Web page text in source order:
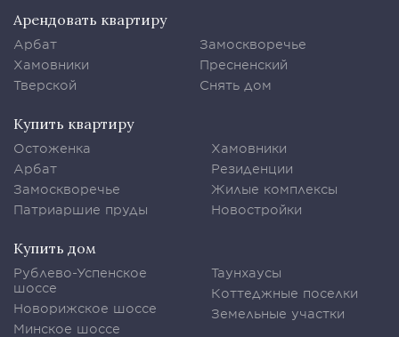
Арендовать квартиру
Арбат
Хамовники
Тверской
Замоскворечье
Пресненский
Снять дом
Купить квартиру
Остоженка
Арбат
Замоскворечье
Патриаршие пруды
Хамовники
Резиденции
Жилые комплексы
Новостройки
Купить дом
Рублево-Успенское
шоссе
Новорижское шоссе
Минское шоссе
Таунхаусы
Коттеджные поселки
Земельные участки